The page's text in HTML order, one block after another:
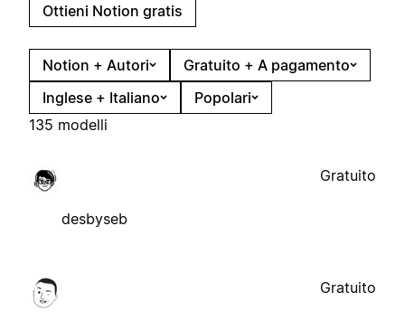
Ottieni Notion gratis
Notion + Autori
Gratuito + A pagamento
Inglese + Italiano
Popolari
135 modelli
desbyseb
Gratuito
Gratuito